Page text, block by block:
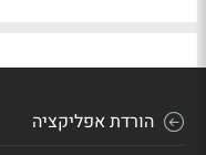
הורדת אפליקציה